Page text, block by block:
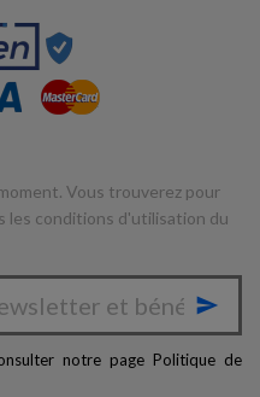
Vous trouverez pour
les conditions d'utilisation du

notre page Politique de